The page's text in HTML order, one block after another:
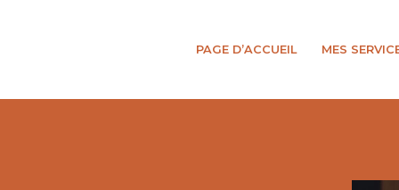
PAGE D’ACCUEIL MES